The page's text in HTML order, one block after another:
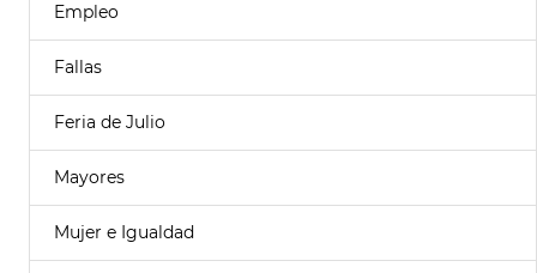
Empleo
Fallas
Feria de Julio
Mayores
Mujer e Igualdad